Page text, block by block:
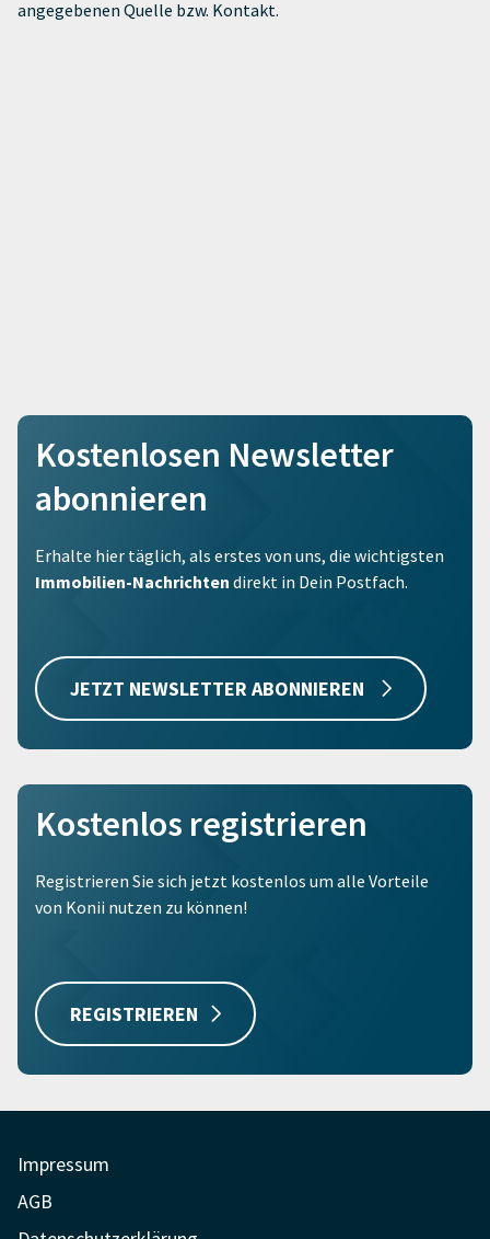
angegebenen Quelle bzw. Kontakt.
Kostenlosen Newsletter
abonnieren
Erhalte hier täglich, als erstes von uns, die wichtigsten
Immobilien-Nachrichten direkt in Dein Postfach.
JETZT NEWSLETTER ABONNIEREN
Kostenlos registrieren
Registrieren Sie sich jetzt kostenlos um alle Vorteile
von Konii nutzen zu können!
REGISTRIEREN
Impressum
AGB